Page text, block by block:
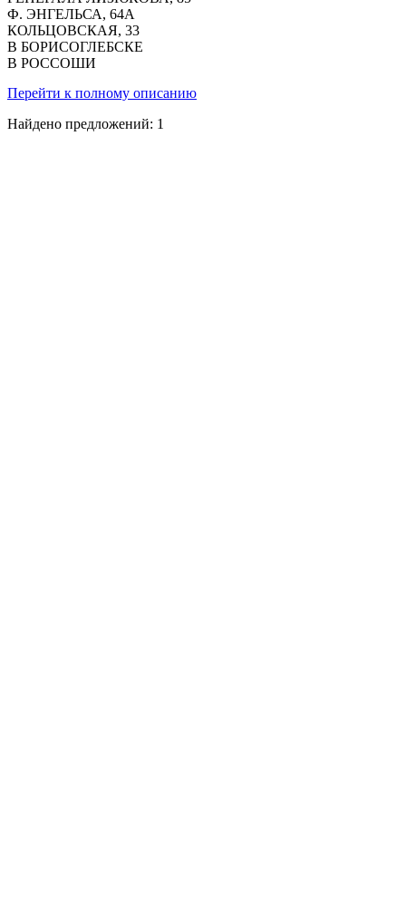
Ф. ЭНГЕЛЬСА, 64А
КОЛЬЦОВСКАЯ, 33
В БОРИСОГЛЕБСКЕ
В РОССОШИ
Перейти к полному описанию
Найдено предложений: 1